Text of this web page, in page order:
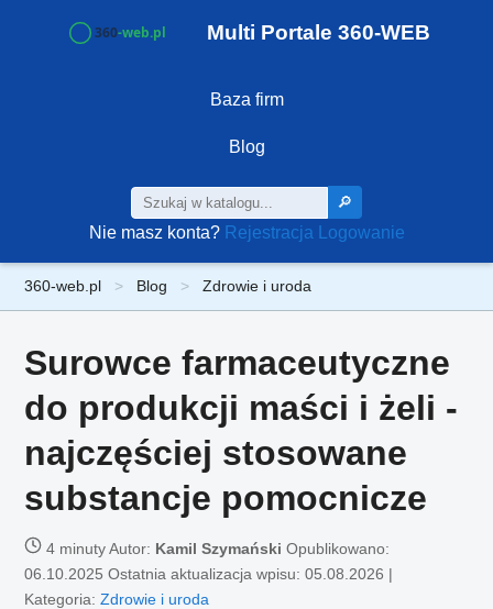
Multi Portale 360-WEB
Baza firm
Blog
🔎
Nie masz konta? Rejestracja Logowanie
360-web.pl Blog Zdrowie i uroda
Surowce farmaceutyczne
do produkcji maści i żeli -
najczęściej stosowane
substancje pomocnicze
4 minutyAutor: Kamil Szymański Opublikowano:
06.10.2025 Ostatnia aktualizacja wpisu: 05.08.2026 |
Kategoria:Zdrowie i uroda